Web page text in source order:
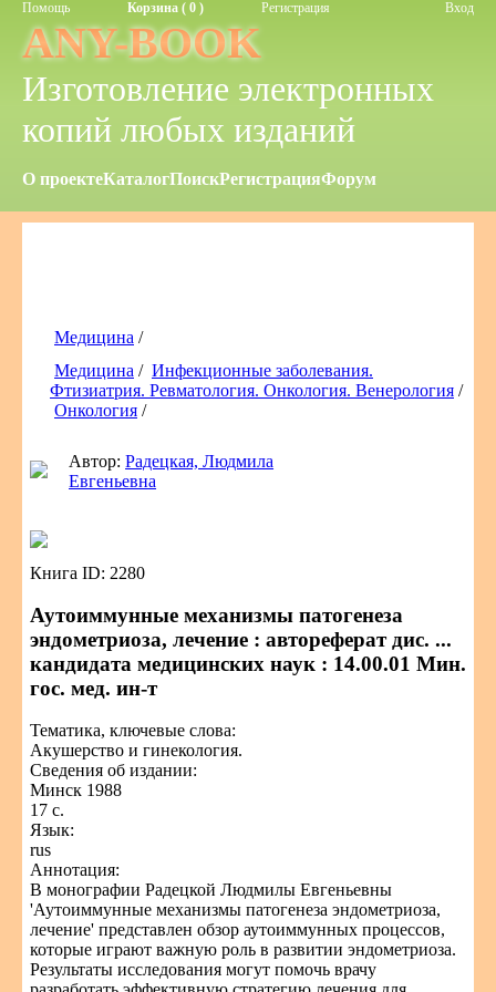
Помощь Корзина ( 0 ) Регистрация Вход
ANY-BOOK
Изготовление электронных
копий любых изданий
О проектеКаталогПоискРегистрацияФорум
Медицина /
Медицина / Инфекционные заболевания.
Фтизиатрия. Ревматология. Онкология. Венерология /
Онкология /
Автор:Радецкая, Людмила
Евгеньевна
Книга ID: 2280
Аутоиммунные механизмы патогенеза
эндометриоза, лечение : автореферат дис. ...
кандидата медицинских наук : 14.00.01 Мин.
гос. мед. ин-т
Тематика, ключевые слова:
Акушерство и гинекология.
Сведения об издании:
Минск 1988
17 с.
Язык:
rus
Аннотация:
В монографии Радецкой Людмилы Евгеньевны
'Аутоиммунные механизмы патогенеза эндометриоза,
лечение' представлен обзор аутоиммунных процессов,
которые играют важную роль в развитии эндометриоза.
Результаты исследования могут помочь врачу